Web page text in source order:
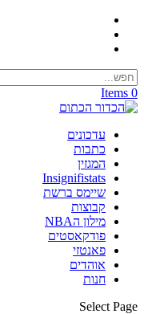
0 Items
עדכונים
כתבות
המגזין
Insignifistats
שיימס ברשת
קבוצות
מילון הNBA
פודקאסטים
פאנטזי
אוהדים
חנות
Select Page